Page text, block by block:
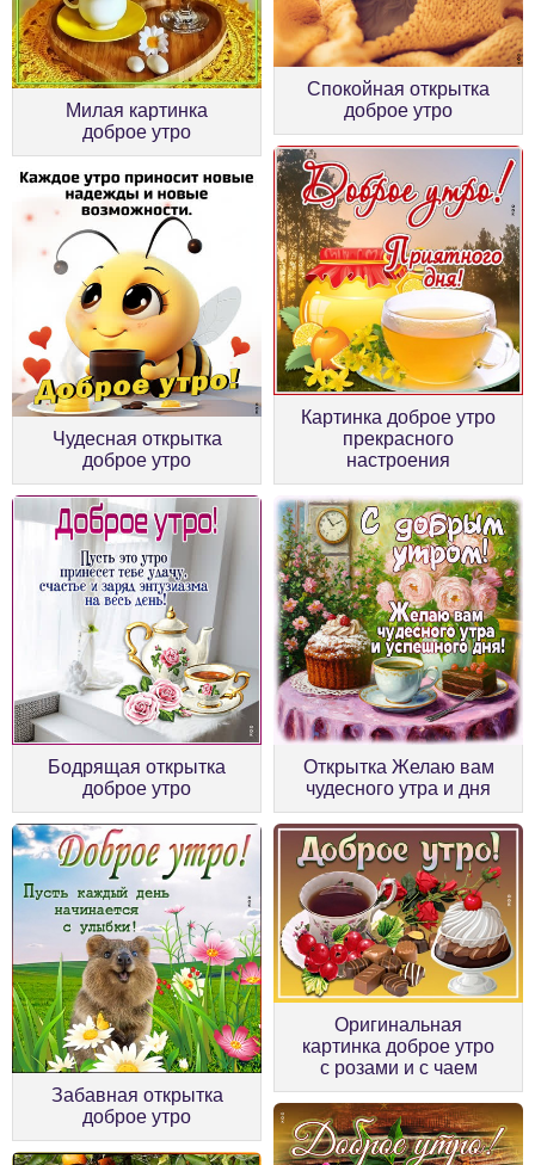
Милая картинка
доброе утро
Спокойная открытка
доброе утро
Чудесная открытка
доброе утро
Картинка доброе утро
прекрасного
настроения
Бодрящая открытка
доброе утро
Открытка Желаю вам
чудесного утра и дня
Забавная открытка
доброе утро
Оригинальная
картинка доброе утро
с розами и с чаем